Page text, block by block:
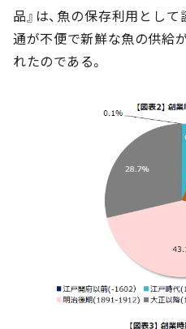
品』は、魚の保存利用とし
通が不便で新鮮な魚の供給
れたのである。